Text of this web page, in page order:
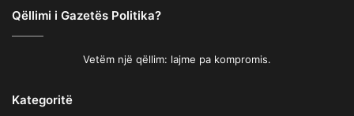
Qëllimi i Gazetës Politika?
Vetëm një qëllim: lajme pa kompromis.
Kategoritë